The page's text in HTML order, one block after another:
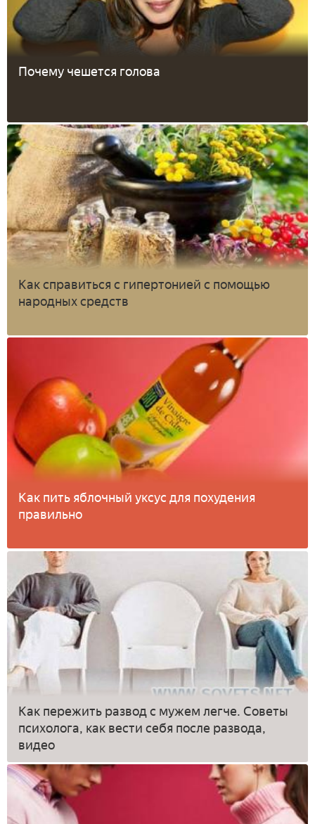
Почему чешется голова
Как справиться с гипертонией с помощью
народных средств
Как пить яблочный уксус для похудения
правильно
Как пережить развод с мужем легче. Советы
психолога, как вести себя после развода,
видео